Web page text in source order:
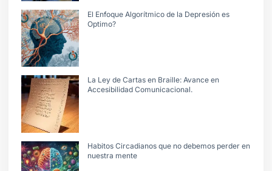
El Enfoque Algorítmico de la Depresión es
Optimo?
La Ley de Cartas en Braille: Avance en
Accesibilidad Comunicacional.
Habitos Circadianos que no debemos perder en
nuestra mente